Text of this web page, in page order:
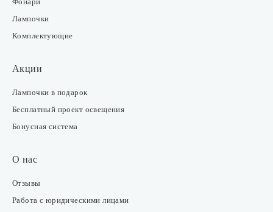
Лампочки
Комплектующие
Акции
Лампочки в подарок
Бесплатный проект освещения
Бонусная система
О нас
Отзывы
Работа с юридическими лицами